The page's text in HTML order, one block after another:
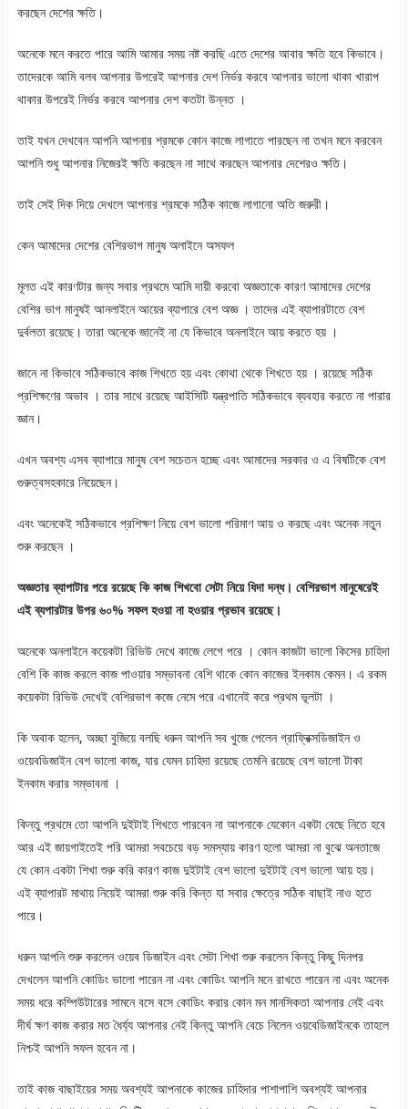
করছেন দেশের ক্ষতি।
অনেকে মনে করতে পারে আমি আমার সময় নষ্ট করছি এতে দেশের আবার ক্ষতি হবে কিভাবে।
তাদেরকে আমি বলব আপনার উপরেই আপনার দেশ নির্ভর করবে আপনার ভালো থাকা খারাপ
থাকার উপরেই নির্ভর করবে আপনার দেশ কতটা উন্নত ।
তাই যখন দেখবেন আপনি আপনার শ্রমকে কোন কাজে লাগাতে পারছেন না তখন মনে করবেন
আপনি শুধু আপনার নিজেরই ক্ষতি করছেন না সাথে করছেন আপনার দেশেরও ক্ষতি।
তাই সেই দিক দিয়ে দেখলে আপনার শ্রমকে সঠিক কাজে লাগানো অতি জরুরী।
কেন আমাদের দেশের বেশিরভাগ মানুষ অলাইনে অসফল
মূলত এই কারণটার জন্য সবার প্রথমে আমি দায়ী করবো অজ্ঞতাকে কারণ ‍আমাদের দেশের
বেশির ভাগ মানুষই আনলাইনে আয়ের ব্যাপারে বেশ অজ্ঞ । তাদের এই ব্যাপারটাতে বেশ
দুর্বলতা রয়েছে। তারা অনেকে জানেই না যে কিভাবে অনলাইনে আয় করতে হয় ।
জানে না কিভাবে সঠিকভাবে কাজ শিখতে হয় এবং কোথা থেকে শিখতে হয় । রয়েছে সঠিক
প্রশিক্ষণের অভাব । তার সাথে রয়েছে আইসিটি যন্ত্রপাতি সঠিকভাবে ব্যবহার করতে না পারার
জ্ঞান।
এখন অবশ্য এসব ব্যাপারে মানুষ বেশ সচেতন হচ্ছে এবং আমাদের সরকার ও এ বিষটিকে বেশ
গুরুত্বসহকারে নিয়েছেন।
এবং অনেকেই সঠিকভাবে প্রশিক্ষণ নিয়ে বেশ ভালো পরিমাণ আয় ও করছে এবং অনেক নতুন
শুরু করছেন ।
অজ্ঞতার ব্যাপাটার পরে রয়েছে কি কাজ শিখবো সেটা নিয়ে ধিদা দন্ধ। বেশিরভাগ মানুষেরেই
এই ব্যপারটার উপর ৬০% সফল হওয়া না হওয়ার প্রভাব রয়েছে।
অনেকে অনলাইনে কয়েকটা রিভিউ দেখে কাজে লেগে পরে । কোন কাজটা ভালো কিসের চাহিদা
বেশি কি কাজ করলে কাজ পাওয়ার সম্ভাবনা বেশি থাকে কোন কাজের ইনকাম কেমন। এ রকম
কয়েকটা রিভিউ দেখেই বেশিরভাগ কজে নেমে পরে এখানেই করে প্রথম ভূলটা ।
কি অবাক হলেন, অচ্ছা বুজিয়ে বলছি ধরুন আপনি সব খুজে পেলেন গ্রাফ্রিক্সডিজাইন ও
ওয়েবডিজাইন বেশ ভালো কাজ, যার যেমন চাহিদা রয়েছে তেমনি রয়েছে বেশ ভালো টাকা
ইনকাম করার সম্ভাবনা ।
কিন্তু প্রথমে তো আপনি দুইটাই শিখতে পারবেন না আপনাকে যেকোন একটা বেছে নিতে হবে
আর এই জায়গাইতেই পরি আমরা সবচেয়ে বড় সমস্যায় কারণ হলো আমরা না বুঝে অনতাজে
যে কোন একটা শিখা শুরু করি কারণ কাজ দুইটাই বেশ ভালো দুইটাই বেশ ভালো আয় হয়।
এই ব্যাপারট মাথায় নিয়েই আমরা শুরু করি কিন্ত যা সবার ক্ষেত্রে সঠিক বাছাই নাও হতে
পারে।
ধরুন আপনি শুরু করলেন ওয়েব ডিজাইন এবং সেটা শিখা শুরু করলেন কিন্তু কিছু দিনপর
দেখলেন আপনি কোডিং ভালো পারেন না এবং কোডিং আপনি মনে রাখতে পারেন না এবং অনেক
সময় ধরে কম্পিউটারের সামনে বসে বসে কোডিং করার কোন মন মানসিকতা আপনার নেই এবং
দীর্ঘ ক্ষণ কাজ করার মত ধৈর্য্য আপনার নেই কিন্তু আপনি বেচে নিলেন ওয়বেডিজাইনকে তাহলে
নিশ্চই আপনি সফল হবেন না।
তাই কাজ বাছাইয়ের সময় অবশ্যই আপনাকে কাজের চাহিদার পাশাপাশি অবশ্যই আপনার